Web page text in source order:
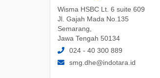
Wisma HSBC Lt. 6 suite 609
Jl. Gajah Mada No.135
Semarang,
Jawa Tengah 50134
024 - 40 300 889
smg.dhe@indotara.id